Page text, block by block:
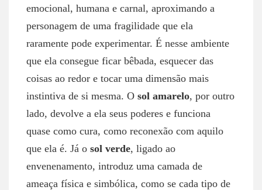
emocional, humana e carnal, aproximando a
personagem de uma fragilidade que ela
raramente pode experimentar. É nesse ambiente
que ela consegue ficar bêbada, esquecer das
coisas ao redor e tocar uma dimensão mais
instintiva de si mesma. O sol amarelo, por outro
lado, devolve a ela seus poderes e funciona
quase como cura, como reconexão com aquilo
que ela é. Já o sol verde, ligado ao
envenenamento, introduz uma camada de
ameaça física e simbólica, como se cada tipo de